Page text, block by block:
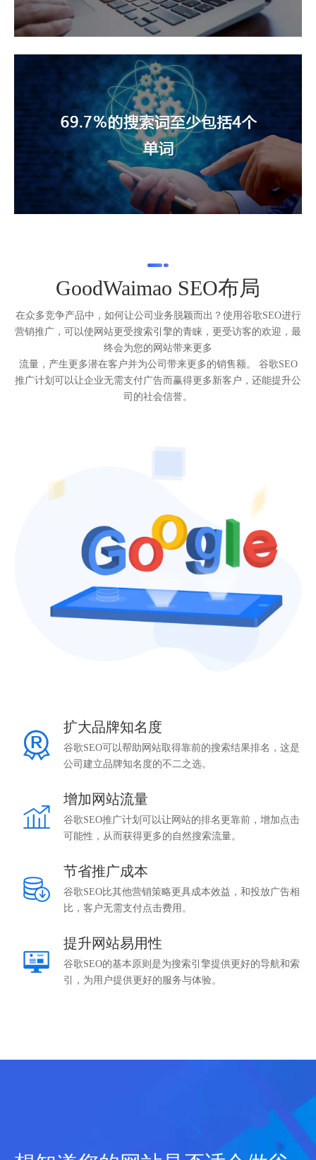
GoodWaimao SEO布局
在众多竞争产品中，如何让公司业务脱颖而出？使用谷歌SEO进行
营销推广，可以使网站更受搜索引擎的青睐，更受访客的欢迎，最
终会为您的网站带来更多
流量，产生更多潜在客户并为公司带来更多的销售额。 谷歌SEO
推广计划可以让企业无需支付广告而赢得更多新客户，还能提升公
司的社会信誉。
扩大品牌知名度
谷歌SEO可以帮助网站取得靠前的搜索结果排名，这是
公司建立品牌知名度的不二之选。
增加网站流量
谷歌SEO推广计划可以让网站的排名更靠前，增加点击
可能性，从而获得更多的自然搜索流量。
节省推广成本
谷歌SEO比其他营销策略更具成本效益，和投放广告相
比，客户无需支付点击费用。
提升网站易用性
谷歌SEO的基本原则是为搜索引擎提供更好的导航和索
引，为用户提供更好的服务与体验。